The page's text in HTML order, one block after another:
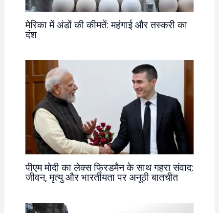
मेरिका में अंडों की कीमतें: महंगाई और तस्करी का
दंश
पीएम मोदी का लेक्स फ्रिडमैन के साथ गहरा संवाद:
जीवन, मृत्यु और भारतीयता पर अनूठी बातचीत